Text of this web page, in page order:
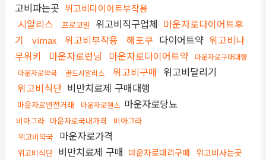
고비파는곳 위고비다이어트부작용
시알리스 프로코밀 위고비직구업체 마운자로다이어트후
기
vimax 위고비부작용 해포쿠 다이어트약 위고비나
무위키
마운자로런닝 마운자로다이어트약
마운자로구매대행
마운자로약국
골드시알리스 위고비구매 위고비달리기
위고비식단 비만치료제 구매대행
마운자로안전거래 마운자로헬스 마운자로당뇨
비아그라 마운자로국내가격
비아그라
위고비약국
마운자로가격
위고비식단 비만치료제 구매 마운자로대리구매 위고비사는곳